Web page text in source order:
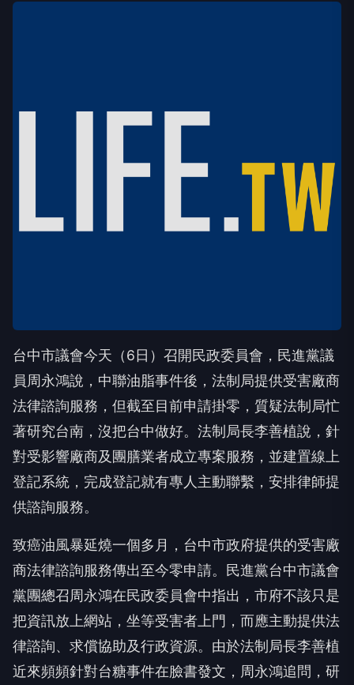
台中市議會今天（6日）召開民政委員會，民進黨議
員周永鴻說，中聯油脂事件後，法制局提供受害廠商
法律諮詢服務，但截至目前申請掛零，質疑法制局忙
著研究台南，沒把台中做好。法制局長李善植說，針
對受影響廠商及團膳業者成立專案服務，並建置線上
登記系統，完成登記就有專人主動聯繫，安排律師提
供諮詢服務。
致癌油風暴延燒一個多月，台中市政府提供的受害廠
商法律諮詢服務傳出至今零申請。民進黨台中市議會
黨團總召周永鴻在民政委員會中指出，市府不該只是
把資訊放上網站，坐等受害者上門，而應主動提供法
律諮詢、求償協助及行政資源。由於法制局長李善植
近來頻頻針對台糖事件在臉書發文，周永鴻追問，研